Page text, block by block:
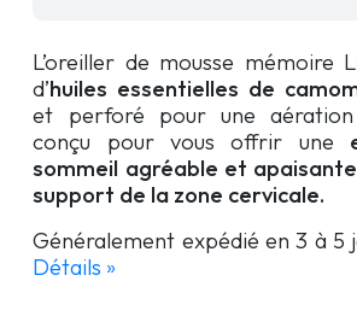
L’oreiller de mousse mémoire
d’huiles essentielles de
et perforé pour une
conçu pour vous offrir une
sommeil agréable et
support de la zone cervicale.
Généralement expédié en 3 à 5
Détails »